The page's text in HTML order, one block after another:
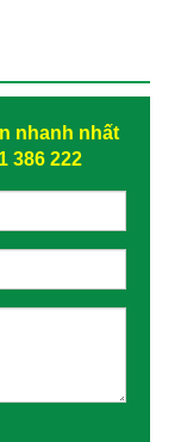
nhanh nhất
386 222